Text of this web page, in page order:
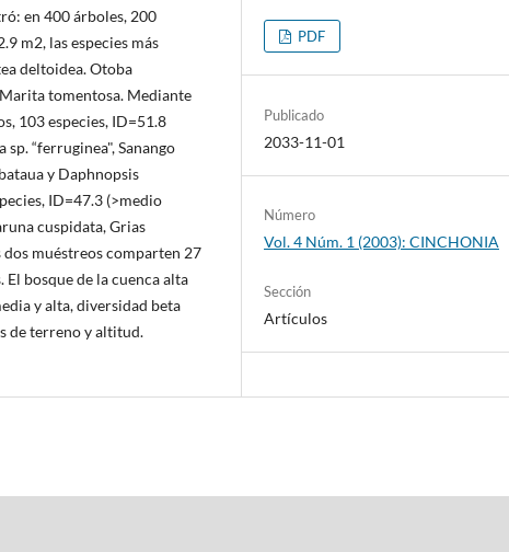
en 400 árboles, 200
m2, las especies más
deltoidea. Otoba
tomentosa. Mediante
103 especies, ID=51.8
“ferruginea", Sanango
y Daphnopsis
ID=47.3 (>medio
cuspidata, Grias
muéstreos comparten 27
El bosque de la cuenca alta
y alta, diversidad beta
de terreno y altitud.
PDF
Publicado
2033-11-01
Número
Vol. 4 Núm. 1 (2003): CINCHONIA
Sección
Artículos